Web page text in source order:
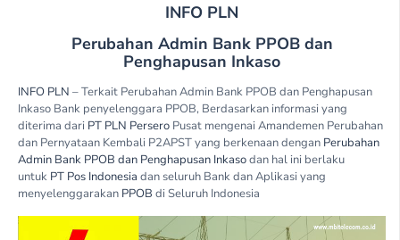
INFO PLN
Perubahan Admin Bank PPOB dan
Penghapusan Inkaso
INFO PLN – Terkait Perubahan Admin Bank PPOB dan Penghapusan
Inkaso Bank penyelenggara PPOB, Berdasarkan informasi yang
diterima dari PT PLN Persero Pusat mengenai Amandemen Perubahan
dan Pernyataan Kembali P2APST yang berkenaan dengan Perubahan
Admin Bank PPOB dan Penghapusan Inkasodan hal ini berlaku
untuk PT Pos Indonesia dan seluruh Bank dan Aplikasi yang
menyelenggarakan PPOB di Seluruh Indonesia